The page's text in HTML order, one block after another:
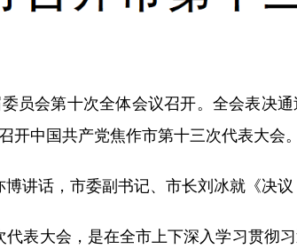
员会第十次全体会议召开。全会表决
开中国共产党焦作市第十三次代表大会。
讲话，市委副书记、市长刘冰就《决议
表大会，是在全市上下深入学习贯彻